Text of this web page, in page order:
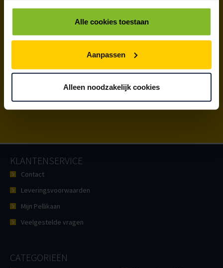
Alle cookies toestaan
Aanpassen
Alleen noodzakelijk cookies
VRAAG EEN OFFERTE
AAN
OF NEEM CONTACT
MET ONS OP.
PELLIKAAN VERPAKKINGEN - INFO@PELLIKAAN.NL - 0184 416566
KLANTENSERVICE
Contact
Leveringsvoorwaarden
Mijn Pellikaan
Veelgestelde vragen
CATEGORIEËN